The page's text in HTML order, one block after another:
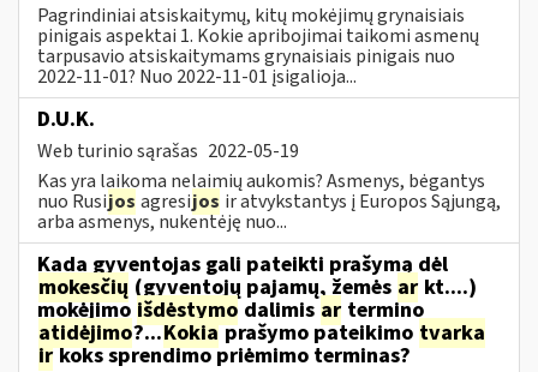
Pagrindiniai atsiskaitymų, kitų mokėjimų grynaisiais
pinigais aspektai 1. Kokie apribojimai taikomi asmenų
tarpusavio atsiskaitymams grynaisiais pinigais nuo
2022-11-01? Nuo 2022-11-01 įsigalioja...
D.U.K.
Web turinio sąrašas 2022-05-19
Kas yra laikoma nelaimių aukomis? Asmenys, bėgantys
nuo Rusijos agresijos ir atvykstantys į Europos Sąjungą,
arba asmenys, nukentėję nuo...
Kada gyventojas gali pateikti prašymą dėl
mokesčių (gyventojų pajamų, žemės ar kt....)
mokėjimo išdėstymo dalimis ar termino
atidėjimo?...Kokiaprašymo pateikimo tvarka
irkoks sprendimo priėmimo terminas?